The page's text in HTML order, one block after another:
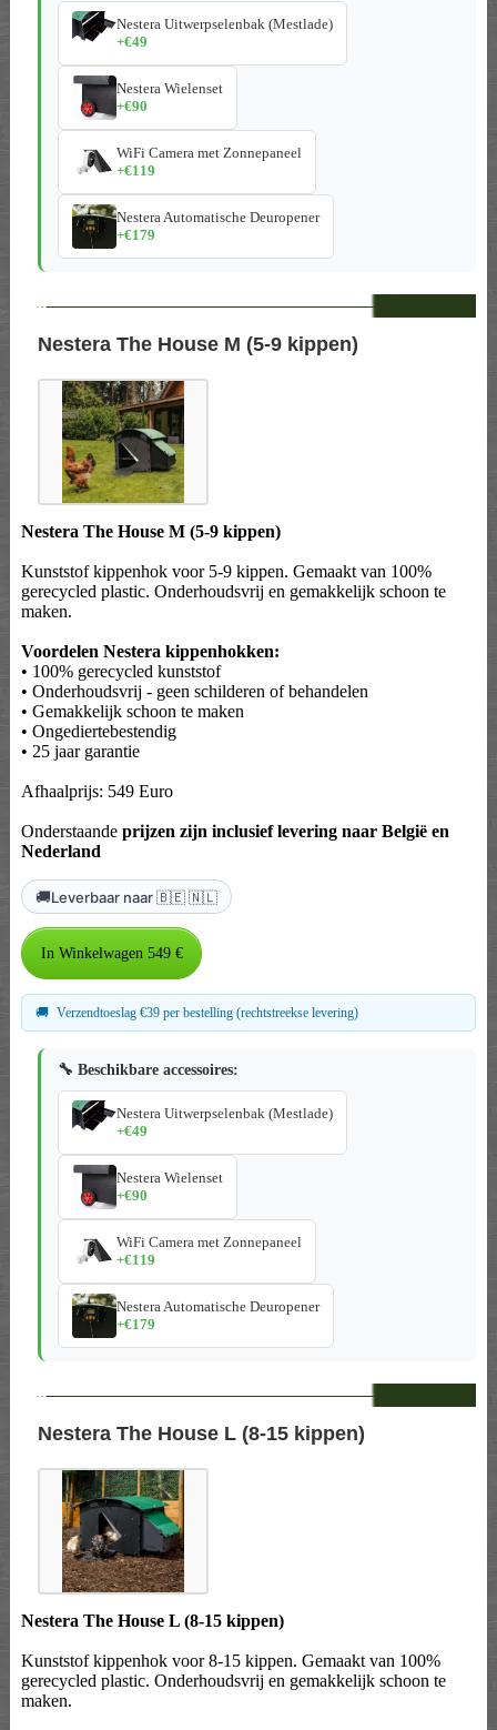
Nestera Uitwerpselenbak (Mestlade)
+€49
Nestera Wielenset
+€90
WiFi Camera met Zonnepaneel
+€119
Nestera Automatische Deuropener
+€179
--
Nestera The House M (5-9 kippen)
Nestera The House M (5-9 kippen)
Kunststof kippenhok voor 5-9 kippen. Gemaakt van 100%
gerecycled plastic. Onderhoudsvrij en gemakkelijk schoon te
maken.
Voordelen Nestera kippenhokken:
• 100% gerecycled kunststof
• Onderhoudsvrij - geen schilderen of behandelen
• Gemakkelijk schoon te maken
• Ongediertebestendig
• 25 jaar garantie
Afhaalprijs: 549 Euro
Onderstaande prijzen zijn inclusief levering naar België en
Nederland
🚚Leverbaar naar 🇧🇪 🇳🇱
🚚 Verzendtoeslag €39 per bestelling (rechtstreekse levering)
🔧 Beschikbare accessoires:
Nestera Uitwerpselenbak (Mestlade)
+€49
Nestera Wielenset
+€90
WiFi Camera met Zonnepaneel
+€119
Nestera Automatische Deuropener
+€179
--
Nestera The House L (8-15 kippen)
Nestera The House L (8-15 kippen)
Kunststof kippenhok voor 8-15 kippen. Gemaakt van 100%
gerecycled plastic. Onderhoudsvrij en gemakkelijk schoon te
maken.